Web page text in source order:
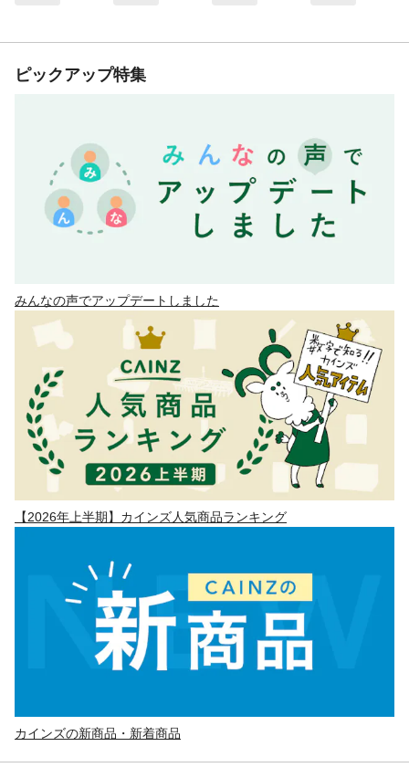
ピックアップ特集
みんなの声でアップデートしました
【2026年上半期】カインズ人気商品ランキング
カインズの新商品・新着商品